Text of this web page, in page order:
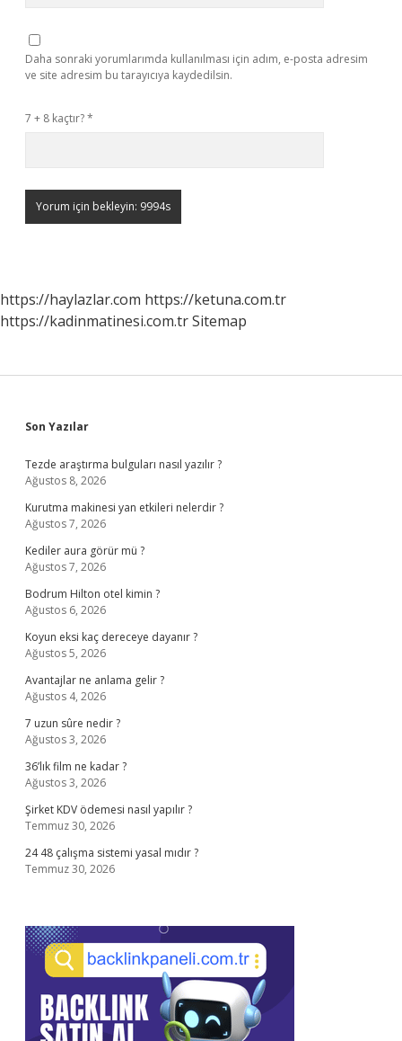
Daha sonraki yorumlarımda kullanılması için adım, e-posta adresim
ve site adresim bu tarayıcıya kaydedilsin.
7 + 8 kaçtır?*
https://haylazlar.com https://ketuna.com.tr
https://kadinmatinesi.com.trSitemap
Sidebar
Son Yazılar
Tezde araştırma bulguları nasıl yazılır ?
Ağustos 8, 2026
Kurutma makinesi yan etkileri nelerdir ?
Ağustos 7, 2026
Kediler aura görür mü ?
Ağustos 7, 2026
Bodrum Hilton otel kimin ?
Ağustos 6, 2026
Koyun eksi kaç dereceye dayanır ?
Ağustos 5, 2026
Avantajlar ne anlama gelir ?
Ağustos 4, 2026
7 uzun sûre nedir ?
Ağustos 3, 2026
36’lık film ne kadar ?
Ağustos 3, 2026
Şirket KDV ödemesi nasıl yapılır ?
Temmuz 30, 2026
24 48 çalışma sistemi yasal mıdır ?
Temmuz 30, 2026